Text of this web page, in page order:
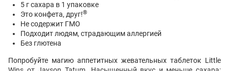
5 г сахара в 1 упаковке
Это конфета, друг!®
Не содержит ГМО
Подходит людям, страдающим аллергией
Без глютена
Попробуйте магию аппетитных жевательных таблеток Little